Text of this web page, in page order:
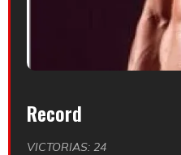
Record
VICTORIAS: 24